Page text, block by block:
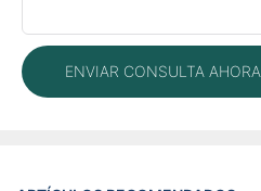
ENVIAR CONSULTA AHORA